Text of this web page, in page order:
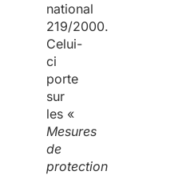
national
219/2000.
Celui-
ci
porte
sur
les «
Mesures
de
protection